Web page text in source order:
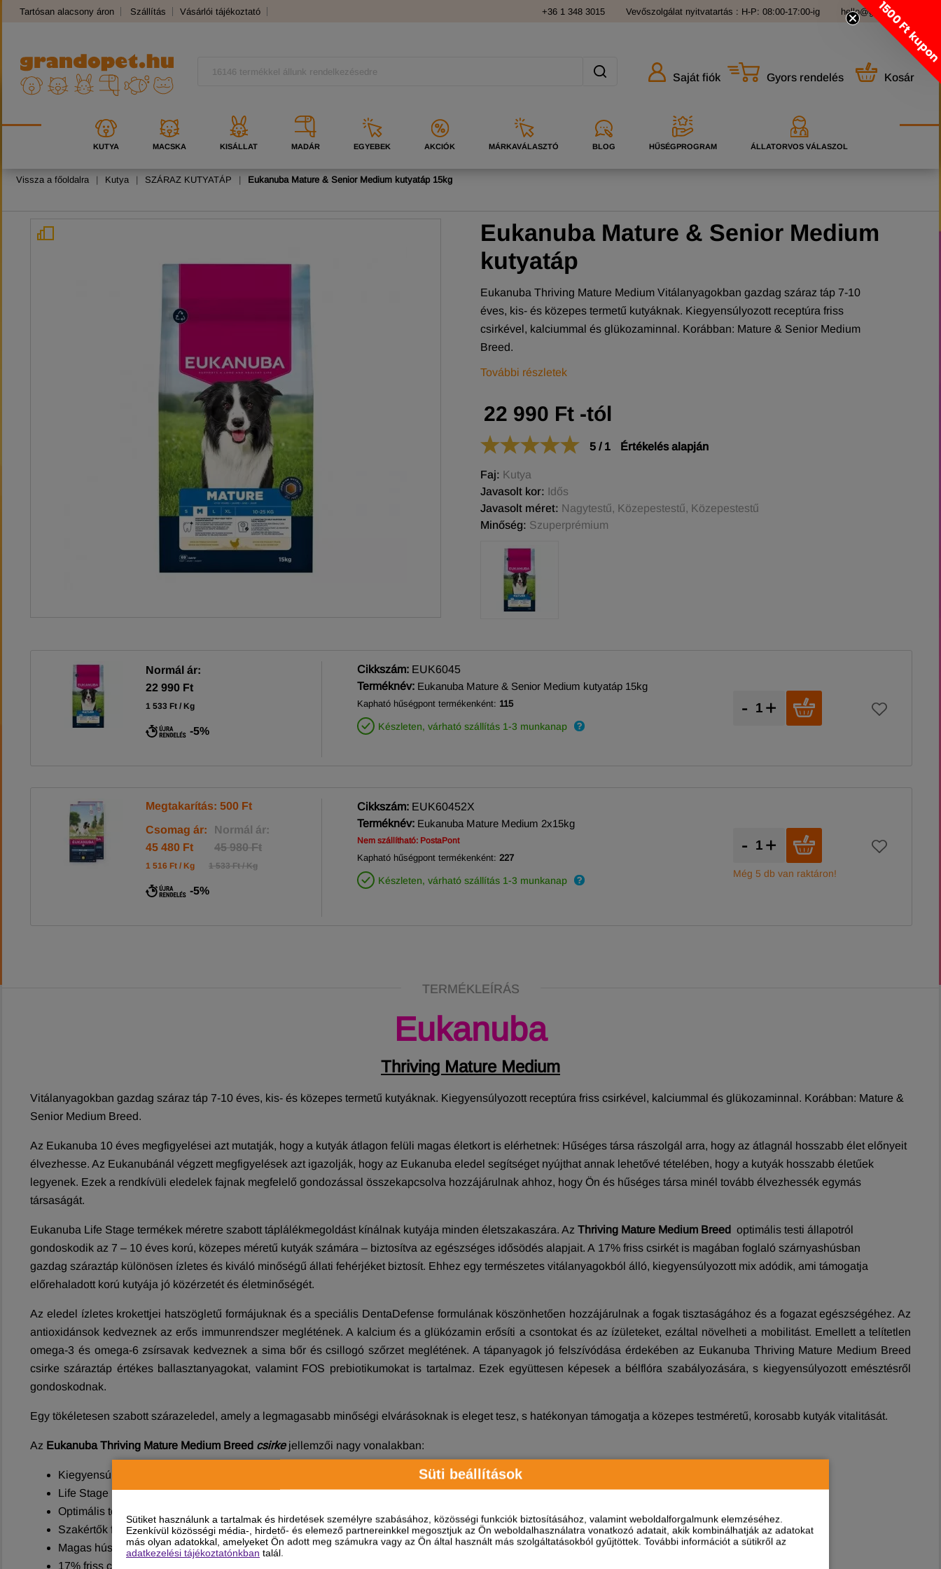
Süti beállítások
Sütiket használunk a tartalmak és hirdetések személyre szabásához, közösségi funkciók biztosításához, valamint weboldalforgalmunk elemzéséhez.
Ezenkívül közösségi média-, hirdető- és elemező partnereinkkel megosztjuk az Ön weboldalhasználatra vonatkozó adatait, akik kombinálhatják az adatokat
más olyan adatokkal, amelyeket Ön adott meg számukra vagy az Ön által használt más szolgáltatásokból gyűjtöttek. További információt a sütikről az
adatkezelési tájékoztatónkban talál.
Tartósan alacsony áron Szállítás Vásárlói tájékoztató +36 1 348 3015 Vevőszolgálat nyitvatartás : H-P: 08:00-17:00-ig hello@grandopet.hu
Saját fiók Gyors rendelés Kosár
KUTYA MACSKA KISÁLLAT MADÁR EGYEBEK AKCIÓK MÁRKAVÁLASZTÓ BLOG HŰSÉGPROGRAM ÁLLATORVOS VÁLASZOL
Vissza a főoldalra | Kutya | SZÁRAZ KUTYATÁP | Eukanuba Mature & Senior Medium kutyatáp 15kg
Eukanuba Mature & Senior Medium
kutyatáp
Eukanuba Thriving Mature Medium Vitálanyagokban gazdag száraz táp 7-10
éves, kis- és közepes termetű kutyáknak. Kiegyensúlyozott receptúra friss
csirkével, kalciummal és glükozaminnal. Korábban: Mature & Senior Medium
Breed.
További részletek
22 990 Ft -tól
5 / 1 Értékelés alapján
Faj: Kutya
Javasolt kor: Idős
Javasolt méret: Nagytestű, Közepestestű, Közepestestű
Minőség: Szuperprémium
Normál ár:
22 990 Ft
1 533 Ft / Kg
-5%
Cikkszám: EUK6045
Terméknév: Eukanuba Mature & Senior Medium kutyatáp 15kg
Kapható hűségpont termékenként: 115
Készleten, várható szállítás 1-3 munkanap
+
-
Megtakarítás: 500 Ft
Csomag ár:
45 480 Ft
Normál ár:
45 980 Ft
1 516 Ft / Kg 1 533 Ft / Kg
-5%
Cikkszám: EUK60452X
Terméknév: Eukanuba Mature Medium 2x15kg
Nem szállítható: PostaPont
Kapható hűségpont termékenként: 227
Készleten, várható szállítás 1-3 munkanap
+
-
Még 5 db van raktáron!
TERMÉKLEÍRÁS
Eukanuba
Thriving Mature Medium
Vitálanyagokban gazdag száraz táp 7-10 éves, kis- és közepes termetű kutyáknak. Kiegyensúlyozott receptúra friss csirkével, kalciummal és glükozaminnal. Korábban: Mature &
Senior Medium Breed.
Az Eukanuba 10 éves megfigyelései azt mutatják, hogy a kutyák átlagon felüli magas életkort is elérhetnek: Hűséges társa rászolgál arra, hogy az átlagnál hosszabb élet előnyeit
élvezhesse. Az Eukanubánál végzett megfigyelések azt igazolják, hogy az Eukanuba eledel segítséget nyújthat annak lehetővé tételében, hogy a kutyák hosszabb életűek
legyenek. Ezek a rendkívüli eledelek fajnak megfelelő gondozással összekapcsolva hozzájárulnak ahhoz, hogy Ön és hűséges társa minél tovább élvezhessék egymás
társaságát.
Eukanuba Life Stage termékek méretre szabott táplálékmegoldást kínálnak kutyája minden életszakaszára. Az Thriving Mature Medium Breed optimális testi állapotról
gondoskodik az 7 – 10 éves korú, közepes méretű kutyák számára – biztosítva az egészséges idősödés alapjait. A 17% friss csirkét is magában foglaló szárnyashúsban
gazdag száraztáp különösen ízletes és kiváló minőségű állati fehérjéket biztosít. Ehhez egy természetes vitálanyagokból álló, kiegyensúlyozott mix adódik, ami támogatja
előrehaladott korú kutyája jó közérzetét és életminőségét.
Az eledel ízletes krokettjei hatszögletű formájuknak és a speciális DentaDefense formulának köszönhetően hozzájárulnak a fogak tisztaságához és a fogazat egészségéhez. Az
antioxidánsok kedveznek az erős immunrendszer meglétének. A kalcium és a glükózamin erősíti a csontokat és az ízületeket, ezáltal növelheti a mobilitást. Emellett a telítetlen
omega-3 és omega-6 zsírsavak kedveznek a sima bőr és csillogó szőrzet meglétének. A tápanyagok jó felszívódása érdekében az Eukanuba Thriving Mature Medium Breed
csirke száraztáp értékes ballasztanyagokat, valamint FOS prebiotikumokat is tartalmaz. Ezek együttesen képesek a bélflóra szabályozására, s kiegyensúlyozott emésztésről
gondoskodnak.
Egy tökéletesen szabott szárazeledel, amely a legmagasabb minőségi elvárásoknak is eleget tesz, s hatékonyan támogatja a közepes testméretű, korosabb kutyák vitalitását.
Az Eukanuba Thriving Mature Medium Breed csirkejellemzői nagy vonalakban:
Kiegyensúlyozott száraztáp közepes termetű fajták 7 - 10 éves korú kutyáinak
Life Stage receptúra: méretre szabott összetétel, ideális módon kutyája életkorához igazítva
Optimális testi állapot: vitalizáló alkotóelemek egyedi kombinációja, melyek kutyája egészséges öregedéséről gondoskodnak
Szakértők fejlesztették ki: receptúráját táplálkozástudósok és állatorvosok állították össze, s tenyésztők ajánlását is élvezi
Magas húsrészarány: kereken 35%-nyi kiváló minőségű állati fehérjékben gazdag szárnyas
17% friss csirke: könnyen emészthető és különösen ízletes
1500 Ft